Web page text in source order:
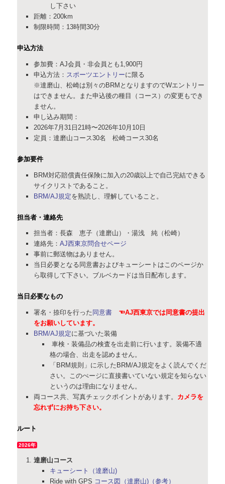
し下さい
距離：200km
制限時間：13時間30分
申込方法
参加費：AJ会員・非会員とも1,900円
申込方法： スポーツエントリーに限る
※達磨山、松崎は別々のBRMとなりますのでWエントリー
はできません。また申込後の種目（コース）の変更もでき
ません。
申し込み期間：
2026年7月31日21時〜2026年10月10日
定員：達磨山コース30名 松崎コース30名
参加要件
BRM対応賠償責任保険に加入の20歳以上で自己完結できる
サイクリストであること。
BRM/AJ規定を熟読し、理解していること。
担当者・連絡先
担当者：長森 恵子（達磨山）・湯浅 純（松崎）
連絡先： AJ西東京問合せページ
事前に郵送物はありません。
当日必要となる同意書およびキューシートはこのページか
ら取得して下さい。ブルベカードは当日配布します。
当日必要なもの
署名・捺印を行った 同意書
☜AJ西東京では同意書の提出
をお願いしています。
BRM/AJ規定に基づいた装備
車検・装備品の検査を出走前に行います。装備不適
格の場合、出走を認めません。
「BRM規則」に示したBRM/AJ規定をよく読んでくだ
さい。このぺージに直接書いていない規定を知らない
というのは理由になりません。
両コース共、写真チェックポイントがあります。 カメラを
忘れずにお持ち下さい。
ルート
2026年
達磨山コース
キューシート（達磨山)
Ride with GPS コース図（達磨山)（参考）